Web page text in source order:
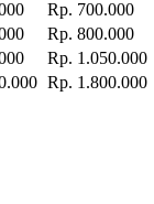
Rp. 700.000
Rp. 800.000
Rp. 1.050.000
Rp. 1.800.000